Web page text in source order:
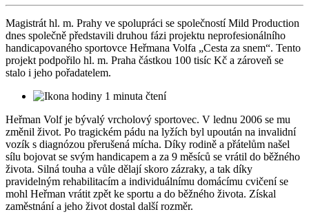
Magistrát hl. m. Prahy ve spolupráci se společností Mild Production
dnes společně představili druhou fázi projektu neprofesionálního
handicapovaného sportovce Heřmana Volfa „Cesta za snem“. Tento
projekt podpořilo hl. m. Praha částkou 100 tisíc Kč a zároveň se
stalo i jeho pořadatelem.
1 minuta čtení
Heřman Volf je bývalý vrcholový sportovec. V lednu 2006 se mu
změnil život. Po tragickém pádu na lyžích byl upoután na invalidní
vozík s diagnózou přerušená mícha. Díky rodině a přátelům našel
sílu bojovat se svým handicapem a za 9 měsíců se vrátil do běžného
života. Silná touha a vůle dělají skoro zázraky, a tak díky
pravidelným rehabilitacím a individuálnímu domácímu cvičení se
mohl Heřman vrátit zpět ke sportu a do běžného života. Získal
zaměstnání a jeho život dostal další rozměr.